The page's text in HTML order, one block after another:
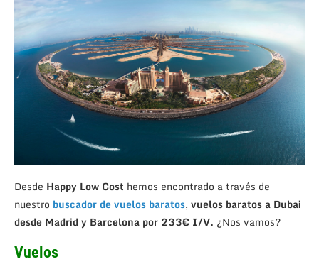
Desde Happy Low Cost hemos encontrado a través de
nuestro buscador de vuelos baratos, vuelos baratos a Dubai
desde Madrid y Barcelona por 233€ I/V. ¿Nos vamos?
Vuelos